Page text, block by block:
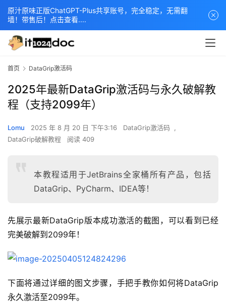
首页 DataGrip激活码
2025年最新DataGrip激活码与永久破解教
程（支持2099年）
Lomu 2025 年 8 月 20 日 下午3:16 DataGrip激活码
,
DataGrip破解教程
阅读 409
本教程适用于JetBrains全家桶所有产品，包括
DataGrip、PyCharm、IDEA等！
先展示最新DataGrip版本成功激活的截图，可以看到已经
完美破解到2099年！
下面将通过详细的图文步骤，手把手教你如何将DataGrip
永久激活至2099年。
原汁原味正版ChatGPT-Plus共享账号，完全稳定，无需翻
墙！带售后！点击查看....